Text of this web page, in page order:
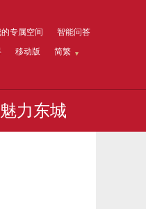
专属空间
智能问答
移动版 简繁
魅力东城